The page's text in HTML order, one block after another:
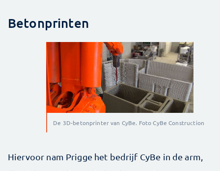
Betonprinten
De 3D-betonprinter van CyBe. Foto CyBe Construction
Hiervoor nam Prigge het bedrijf CyBe in de arm,